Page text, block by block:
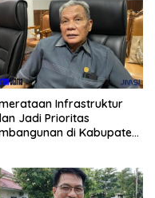
Infrastruktur
Jadi Prioritas
di Kabupaten